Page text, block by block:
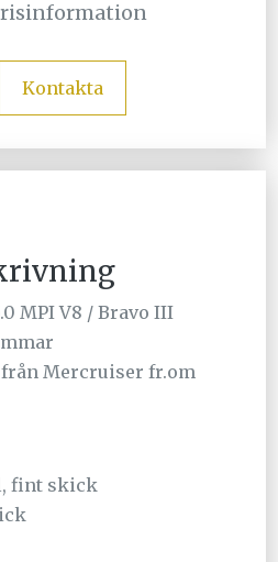
Kontakta
MPI V8 / Bravo III
Mercruiser fr.om
fint skick